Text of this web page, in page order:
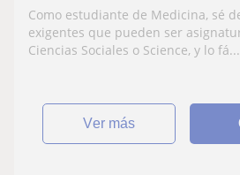
Como estudiante de Medicina, sé
exigentes que pueden ser
Ciencias Sociales o Science, y lo fá...
ver más